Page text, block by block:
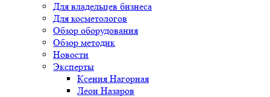
Для владельцев бизнеса
Для косметологов
Обзор оборудования
Обзор методик
Новости
Эксперты
Ксения Нагорная
Леон Назаров